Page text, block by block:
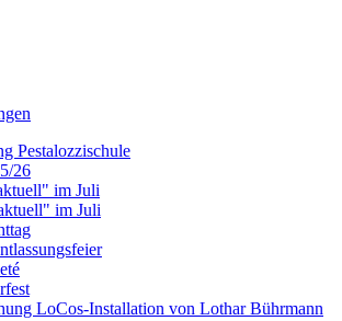
Pestalozzischule
26
im Juli
im Juli
LoCos-Installation von Lothar Bührmann